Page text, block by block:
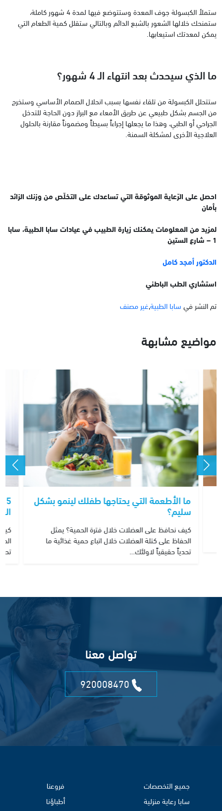
ستملأ الكبسولة جوف المعدة وستتوضع فيها لمدة 4 شهور كاملة،
ستمنحك خلالها الشعور بالشبع الدائم وبالتالي ستقلل كمية الطعام التي
يمكن لمعدتك استيعابها.
ما الذي سيحدث بعد انتهاء الـ 4 شهور؟
ستتحلل الكبسولة من تلقاء نفسها بسبب انحلال الصمام الأساسي وستخرج
من الجسم بشكل طبيعي عن طريق الأمعاء مع البراز دون الحاجة للتدخل
الجراحي أو الطبي، وهذا ما يجعلها إجراءاً بسيطاً ومضموناً مقارنة بالحلول
العلاجية الأخرى لمشكلة السمنة.
احصل على الرّعاية الموثوقة التي تساعدك على التخلّص من وزنك الزائد
بأمان
لمزيد من المعلومات يمكنك زيارة الطبيب في عيادات سابا الطبية، سابا
1 – شارع الستين
الدكتور أمجد كامل
استشاري الطب الباطني
تم النشر في سابا الطبية,غير مصنف
مواضيع مشابهة
ما الأطعمة التي يحتاجها طفلك لينمو بشكل
سليم؟
كيف نحافظ على العضلات خلال فترة الحمية؟ يمثل
الحفاظ على كتلة العضلات خلال اتباع حمية غذائية ما
تحدياً حقيقياً لاولئك…
تواصل معنا
جميع التخصصات
سابا رعاية منزلية
فروعنا
أطباؤنا